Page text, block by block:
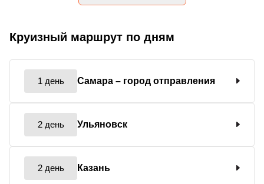
Круизный маршрут по дням
1 день Самара – город отправления
2 день Ульяновск
2 день Казань